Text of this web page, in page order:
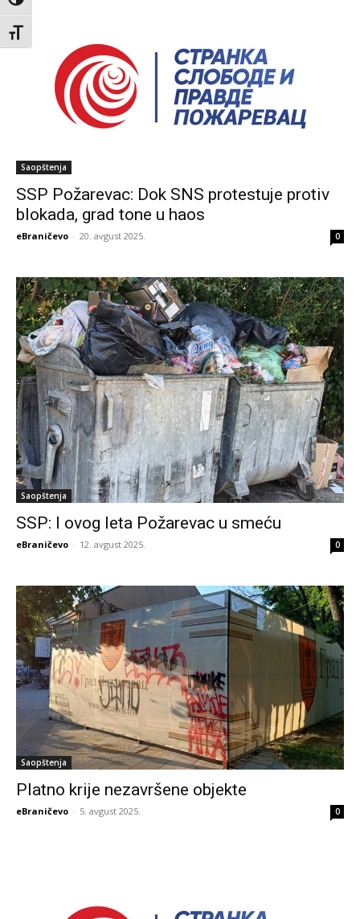
Toggle Font size
Saopštenja
SSP Požarevac: Dok SNS protestuje protiv
blokada, grad tone u haos
eBraničevo - 20. avgust 2025. 0
Saopštenja
SSP: I ovog leta Požarevac u smeću
eBraničevo - 12. avgust 2025. 0
Saopštenja
Platno krije nezavršene objekte
eBraničevo - 5. avgust 2025. 0